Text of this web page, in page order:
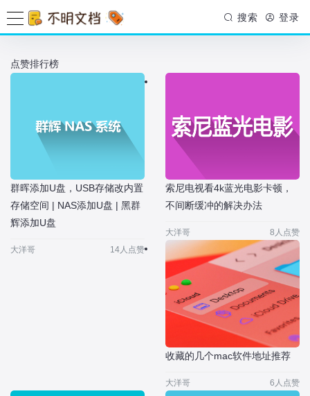
搜索 登录
点赞排行榜
群晖添加U盘，USB存储改内置
存储空间 | NAS添加U盘 | 黑群
辉添加U盘
大洋哥 14人点赞
索尼电视看4k蓝光电影卡顿，
不间断缓冲的解决办法
大洋哥 8人点赞
收藏的几个mac软件地址推荐
大洋哥 6人点赞